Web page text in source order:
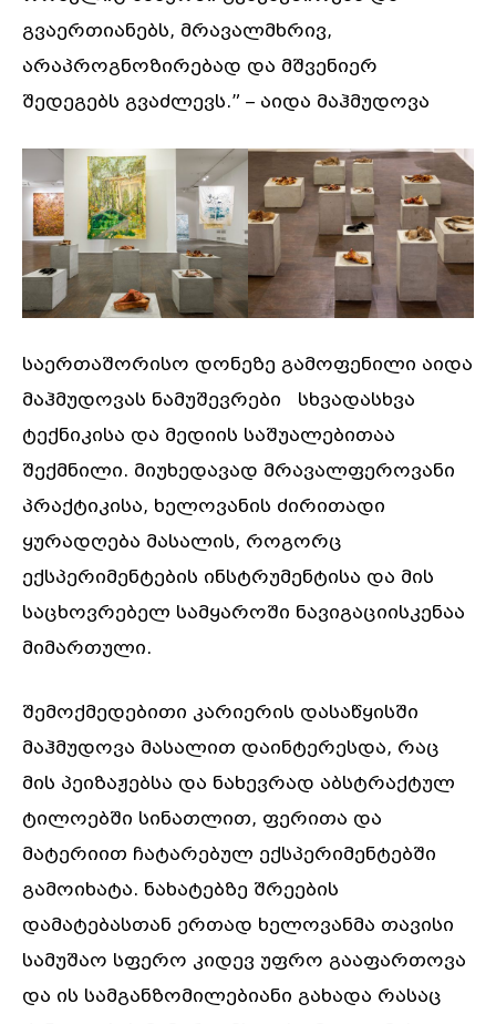
გვაერთიანებს, მრავალმხრივ,
არაპროგნოზირებად და მშვენიერ
შედეგებს გვაძლევს.” – აიდა მაჰმუდოვა
საერთაშორისო დონეზე გამოფენილი აიდა
მაჰმუდოვას ნამუშევრები სხვადასხვა
ტექნიკისა და მედიის საშუალებითაა
შექმნილი. მიუხედავად მრავალფეროვანი
პრაქტიკისა, ხელოვანის ძირითადი
ყურადღება მასალის, როგორც
ექსპერიმენტების ინსტრუმენტისა და მის
საცხოვრებელ სამყაროში ნავიგაციისკენაა
მიმართული.
შემოქმედებითი კარიერის დასაწყისში
მაჰმუდოვა მასალით დაინტერესდა, რაც
მის პეიზაჟებსა და ნახევრად აბსტრაქტულ
ტილოებში სინათლით, ფერითა და
მატერიით ჩატარებულ ექსპერიმენტებში
გამოიხატა. ნახატებზე შრეების
დამატებასთან ერთად ხელოვანმა თავისი
სამუშაო სფერო კიდევ უფრო გააფართოვა
და ის სამგანზომილებიანი გახადა რასაც